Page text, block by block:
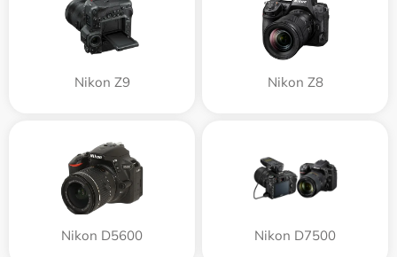
Nikon Z9 Nikon Z8
Nikon D5600 Nikon D7500